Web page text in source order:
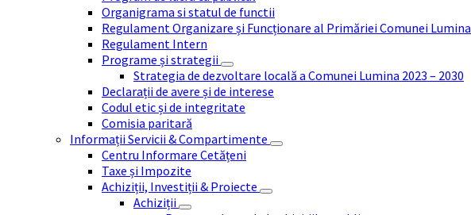
Organigrama si statul de functii
Regulament Organizare și Funcționare al Primăriei Comunei Lumina
Regulament Intern
Programe și strategii
Strategia de dezvoltare locală a Comunei Lumina 2023 – 2030
Declarații de avere și de interese
Codul etic și de integritate
Comisia paritară
Informații Servicii & Compartimente
Centru Informare Cetățeni
Taxe și Impozite
Achiziții, Investiții & Proiecte
Achiziții